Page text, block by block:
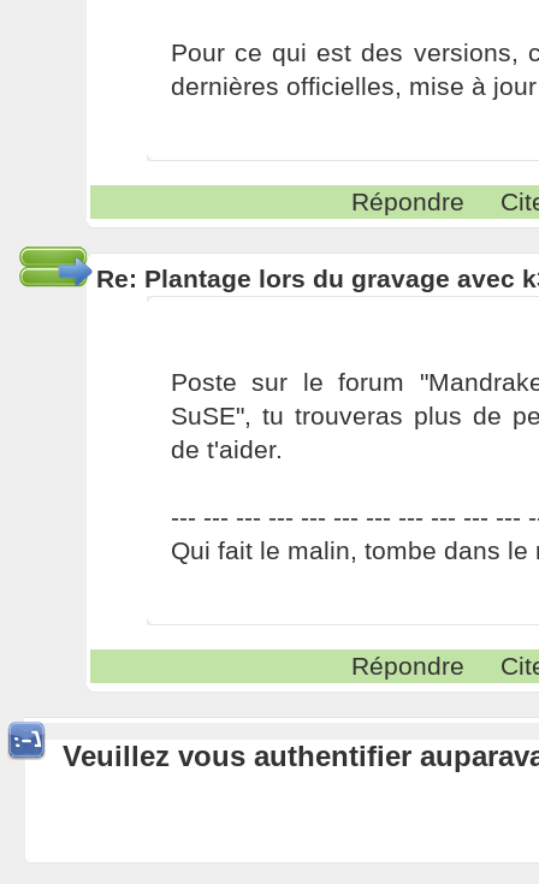
Pour ce qui est des versions,
dernières officielles, mise à
Répondre
Re: Plantage lors du gravage avec
Poste sur le forum
SuSE", tu trouveras plus de
de t'aider.
--- --- --- --- --- --- --- --- --- --- ---
Qui fait le malin, tombe dans le
Répondre
Veuillez vous authentifier